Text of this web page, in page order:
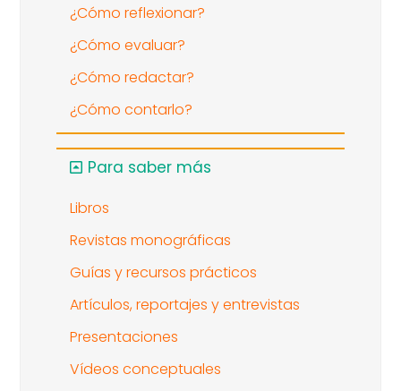
¿Cómo reflexionar?
¿Cómo evaluar?
¿Cómo redactar?
¿Cómo contarlo?
Para saber más
Libros
Revistas monográficas
Guías y recursos prácticos
Artículos, reportajes y entrevistas
Presentaciones
Vídeos conceptuales